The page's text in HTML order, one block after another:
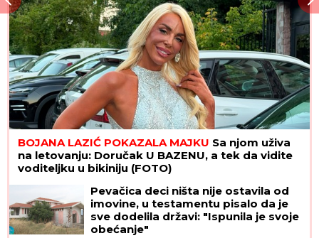
BOJANA LAZIĆ POKAZALA MAJKU Sa njom uživa
na letovanju: Doručak U BAZENU, a tek da vidite
voditeljku u bikiniju (FOTO)
Pevačica deci ništa nije ostavila od
imovine, u testamentu pisalo da je
sve dodelila državi: "Ispunila je svoje
obećanje"